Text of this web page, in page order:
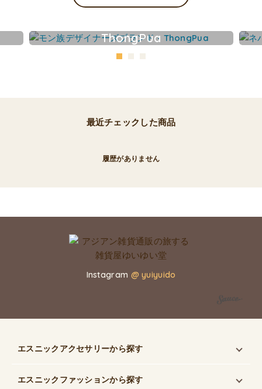
ThongPua
最近チェックした商品
履歴がありません
Instagram @ yuiyuido
エスニックアクセサリーから探す
エスニックファッションから探す